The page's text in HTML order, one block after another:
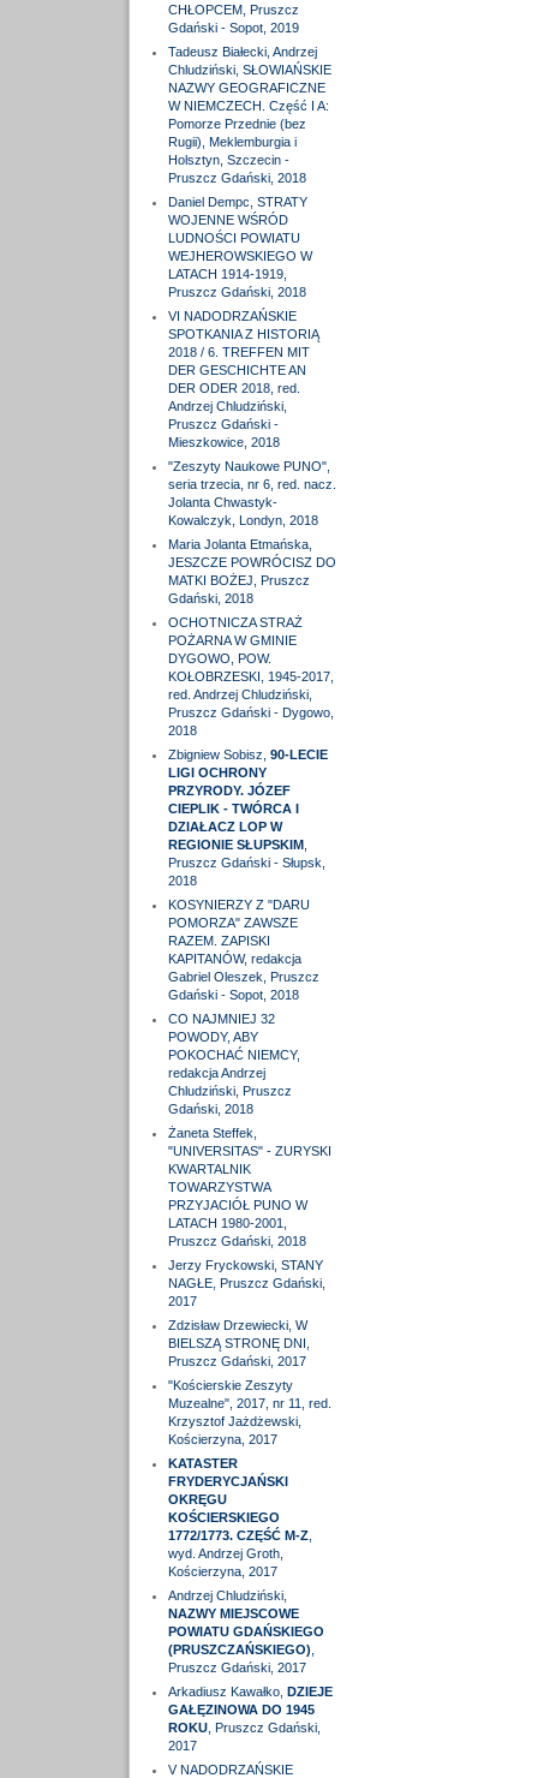
CHŁOPCEM, Pruszcz
Gdański - Sopot, 2019
Tadeusz Białecki, Andrzej
Chludziński, SŁOWIAŃSKIE
NAZWY GEOGRAFICZNE
W NIEMCZECH. Część I A:
Pomorze Przednie (bez
Rugii), Meklemburgia i
Holsztyn, Szczecin -
Pruszcz Gdański, 2018
Daniel Dempc, STRATY
WOJENNE WŚRÓD
LUDNOŚCI POWIATU
WEJHEROWSKIEGO W
LATACH 1914-1919,
Pruszcz Gdański, 2018
VI NADODRZAŃSKIE
SPOTKANIA Z HISTORIĄ
2018 / 6. TREFFEN MIT
DER GESCHICHTE AN
DER ODER 2018, red.
Andrzej Chludziński,
Pruszcz Gdański -
Mieszkowice, 2018
"Zeszyty Naukowe PUNO",
seria trzecia, nr 6, red. nacz.
Jolanta Chwastyk-
Kowalczyk, Londyn, 2018
Maria Jolanta Etmańska,
JESZCZE POWRÓCISZ DO
MATKI BOŻEJ, Pruszcz
Gdański, 2018
OCHOTNICZA STRAŻ
POŻARNA W GMINIE
DYGOWO, POW.
KOŁOBRZESKI, 1945-2017,
red. Andrzej Chludziński,
Pruszcz Gdański - Dygowo,
2018
Zbigniew Sobisz, 90-LECIE
LIGI OCHRONY
PRZYRODY. JÓZEF
CIEPLIK - TWÓRCA I
DZIAŁACZ LOP W
REGIONIE SŁUPSKIM,
Pruszcz Gdański - Słupsk,
2018
KOSYNIERZY Z "DARU
POMORZA" ZAWSZE
RAZEM. ZAPISKI
KAPITANÓW, redakcja
Gabriel Oleszek, Pruszcz
Gdański - Sopot, 2018
CO NAJMNIEJ 32
POWODY, ABY
POKOCHAĆ NIEMCY,
redakcja Andrzej
Chludziński, Pruszcz
Gdański, 2018
Żaneta Steffek,
"UNIVERSITAS" - ZURYSKI
KWARTALNIK
TOWARZYSTWA
PRZYJACIÓŁ PUNO W
LATACH 1980-2001,
Pruszcz Gdański, 2018
Jerzy Fryckowski, STANY
NAGŁE, Pruszcz Gdański,
2017
Zdzisław Drzewiecki, W
BIELSZĄ STRONĘ DNI,
Pruszcz Gdański, 2017
"Kościerskie Zeszyty
Muzealne", 2017, nr 11, red.
Krzysztof Jażdżewski,
Kościerzyna, 2017
KATASTER
FRYDERYCJAŃSKI
OKRĘGU
KOŚCIERSKIEGO
1772/1773. CZĘŚĆ M-Z,
wyd. Andrzej Groth,
Kościerzyna, 2017
Andrzej Chludziński,
NAZWY MIEJSCOWE
POWIATU GDAŃSKIEGO
(PRUSZCZAŃSKIEGO)
Pruszcz Gdański, 2017
Arkadiusz Kawałko, DZIEJE
GAŁĘZINOWA DO 1945
ROKU, Pruszcz Gdański,
2017
V NADODRZAŃSKIE